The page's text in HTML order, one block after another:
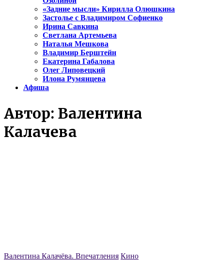
«Задние мысли» Кирилла Олюшкина
Застолье с Владимиром Софиенко
Ирина Савкина
Светлана Артемьева
Наталья Мешкова
Владимир Берштейн
Екатерина Габалова
Олег Липовецкий
Илона Румянцева
Афиша
Автор: Валентина
Калачева
Валентина Калачёва. Впечатления Кино